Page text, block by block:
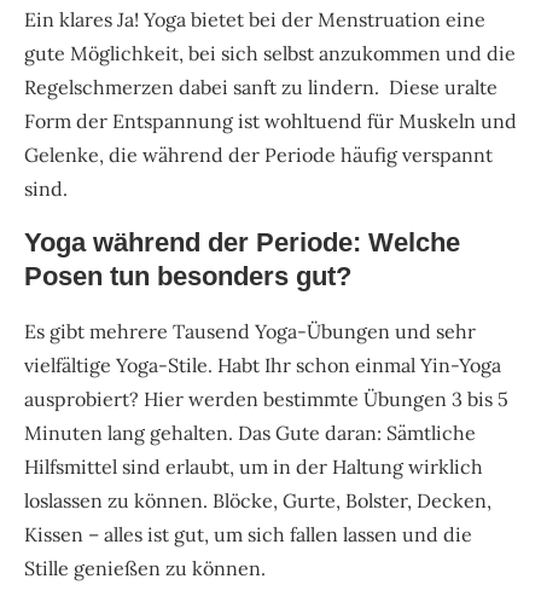
Ein klares Ja! Yoga bietet bei der Menstruation eine
gute Möglichkeit, bei sich selbst anzukommen und die
Regelschmerzen dabei sanft zu lindern. Diese uralte
Form der Entspannung ist wohltuend für Muskeln und
Gelenke, die während der Periode häufig verspannt
sind.
Yoga während der Periode: Welche
Posen tun besonders gut?
Es gibt mehrere Tausend Yoga-Übungen und sehr
vielfältige Yoga-Stile. Habt Ihr schon einmal Yin-Yoga
ausprobiert? Hier werden bestimmte Übungen 3 bis 5
Minuten lang gehalten. Das Gute daran: Sämtliche
Hilfsmittel sind erlaubt, um in der Haltung wirklich
loslassen zu können. Blöcke, Gurte, Bolster, Decken,
Kissen – alles ist gut, um sich fallen lassen und die
Stille genießen zu können.